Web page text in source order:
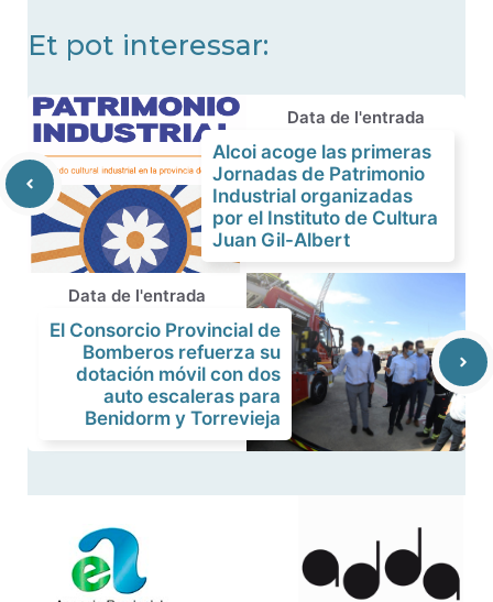
Et pot interessar:
Data de l'entrada
Alcoi acoge las primeras
Jornadas de Patrimonio
Industrial organizadas
por el Instituto de Cultura
Juan Gil-Albert
Data de l'entrada
El Consorcio Provincial de
Bomberos refuerza su
dotación móvil con dos
auto escaleras para
Benidorm y Torrevieja